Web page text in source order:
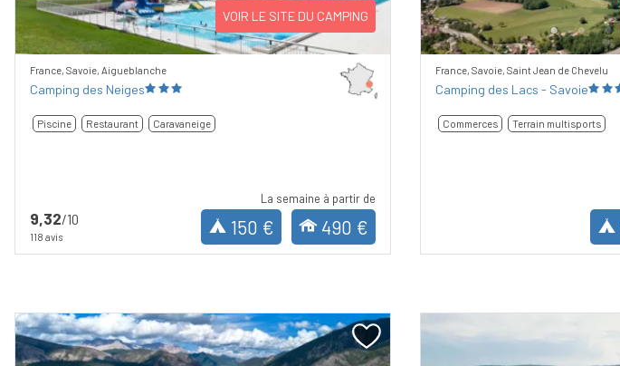
VOIR LE SITE DU CAMPING
France, Savoie, Aigueblanche
Camping des Neiges
Piscine Restaurant Caravaneige
9,32/10
118 avis
La semaine à partir de
150 € 490 €
France, Savoie, Saint Jean de Chevelu
Camping des Lacs - Savoie
Commerces Terrain multisports